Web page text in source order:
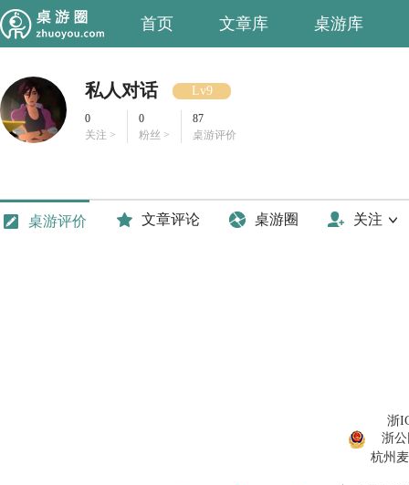
首页 文章库 桌游库
私人对话 Lv9
0
关注 >
0
粉丝 >
87
桌游评价
桌游评价 文章评论 桌游圈 关注
浙
浙公
杭州